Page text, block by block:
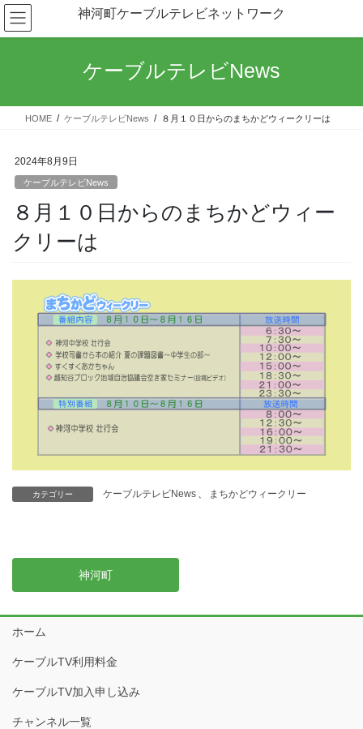
コ
ン
テ
ス
ナ
ビ
ゲ
ン
神河町ケーブルテレビネットワーク
ケーブルテレビNews
HOME ケーブルテレビNews ８月１０日からのまちかどウィークリーは
2024年8月9日
ケーブルテレビNews
８月１０日からのまちかどウィー
クリーは
カテゴリー ケーブルテレビNews 、 まちかどウィークリー
神河町
ホーム
ケーブルTV利用料金
ケーブルTV加入申し込み
チャンネル一覧